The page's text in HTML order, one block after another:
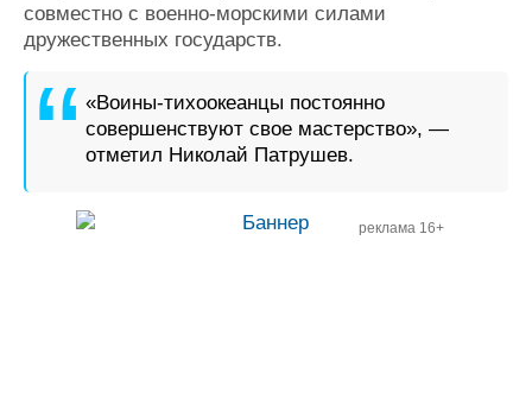
совместно с военно-морскими силами
дружественных государств.
«Воины-тихоокеанцы постоянно
совершенствуют свое мастерство», —
отметил Николай Патрушев.
реклама 16+